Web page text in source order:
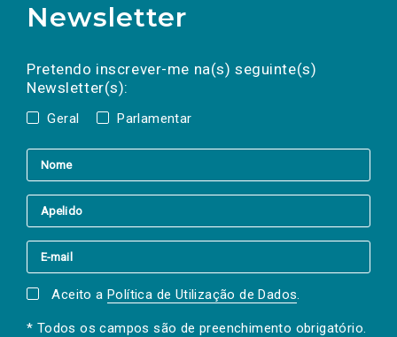
Newsletter
Pretendo inscrever-me na(s) seguinte(s)
Newsletter(s):
Geral Parlamentar
a(s) newsletter(s).
mail
Aceito a Política de Utilização de Dados.
* Todos os campos são de preenchimento obrigatório.